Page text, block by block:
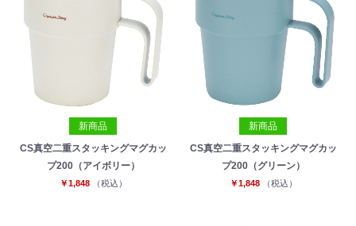
新商品
CS真空二重スタッキングマグカッ
プ200（アイボリー）
￥1,848 （税込）
新商品
CS真空二重スタッキングマグカッ
プ200（グリーン）
￥1,848 （税込）